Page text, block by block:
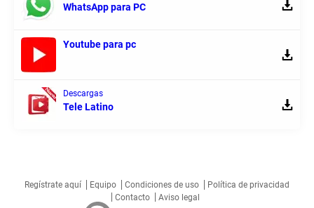
WhatsApp para PC
Youtube para pc
Descargas
Tele Latino
Regístrate aquí Equipo Condiciones de uso
Política de privacidad
Contacto
Aviso legal